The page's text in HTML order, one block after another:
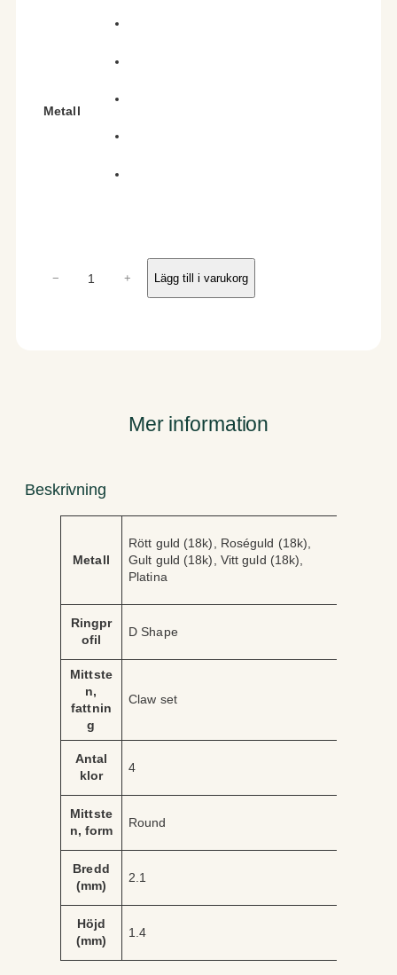
Metall
− + Lägg till i varukorg
Mer information
Beskrivning
ri
ä
e
Metall
Rött guld (18k), Roséguld (18k),
Gult guld (18k), Vitt guld (18k),
Platina
Ringpr
ofil
D Shape
Mittste
n,
fattnin
g
Claw set
Antal
klor
4
Mittste
n, form
Round
Bredd
(mm)
2.1
Höjd
(mm)
1.4